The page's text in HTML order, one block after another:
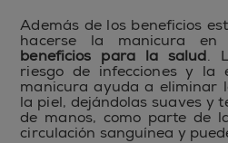
Además de los beneficios
hacerse la manicura en
beneficios para la salud.
riesgo de infecciones y la
manicura ayuda a eliminar
la piel, dejándolas suaves y
de manos, como parte de
circulación sanguínea y